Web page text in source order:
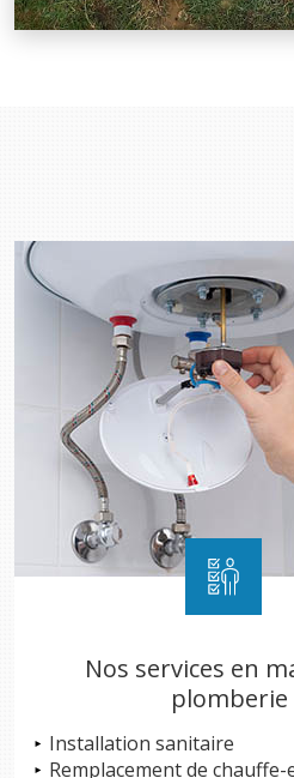
Nos services en
plomberie
Installation sanitaire
Remplacement de chauffe-